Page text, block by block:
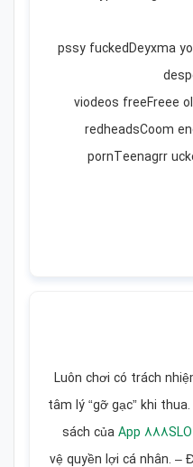
pssy fuckedDeyxma
viodeos freeFreee
redheadsCoom
pornTeenagrr
Luôn chơi có trách
tâm lý “gỡ gạc” khi
sách của App
vệ quyền lợi cá nhân. –